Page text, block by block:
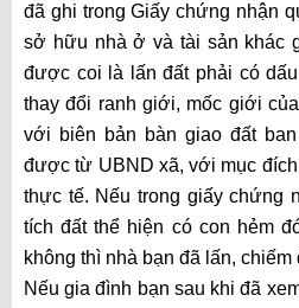
đã ghi trong Giấy chứng nhận
sở hữu nhà ở và tài sản khác
được coi là lấn đất phải có
thay đổi ranh giới, mốc giới
với biên bản bàn giao đất
được từ UBND xã, với mục
thực tế. Nếu trong giấy chứng
tích đất thể hiện có con hẻm
không thì nhà bạn đã lấn, chiếm
Nếu gia đình bạn sau khi đã